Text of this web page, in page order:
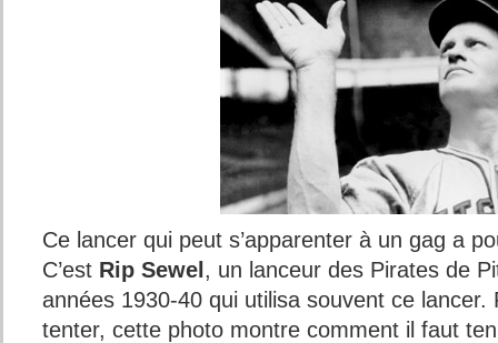
Ce lancer qui peut s’apparenter à un gag a
C’est Rip Sewel , un lanceur des Pirates de
années 1930-40 qui utilisa souvent ce lancer.
tenter, cette photo montre comment il faut